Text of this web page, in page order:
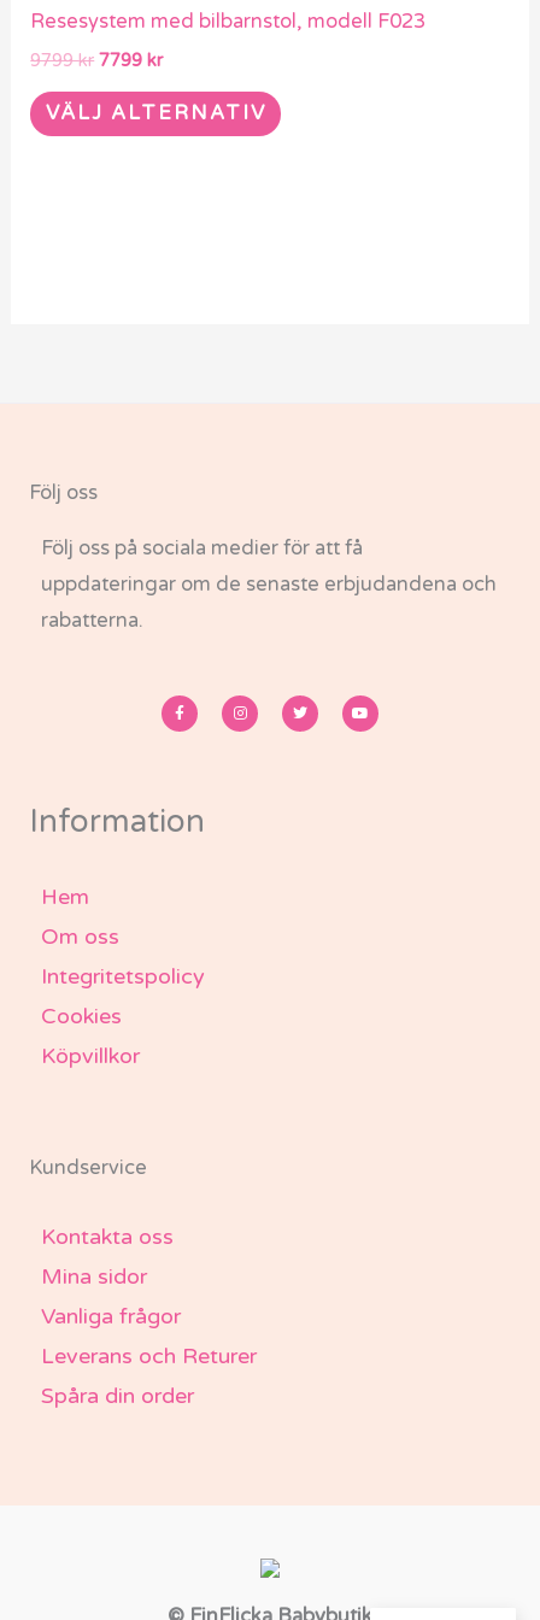
Resesystem med bilbarnstol, modell F023
9799kr 7799kr
VÄLJ ALTERNATIV
Följ oss
Följ oss på sociala medier för att få
uppdateringar om de senaste erbjudandena och
rabatterna.
a
c
e
f
n
s
t
w
i
t
o
u
t
Information
Hem
Om oss
Integritetspolicy
Cookies
Köpvillkor
Kundservice
Kontakta oss
Mina sidor
Vanliga frågor
Leverans och Returer
Spåra din order